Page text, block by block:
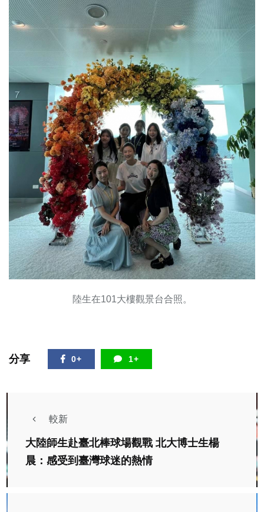
陸生在101大樓觀景台合照。
分享 0+ 1+
較新
大陸師生赴臺北棒球場觀戰 北大博士生楊
晨：感受到臺灣球迷的熱情